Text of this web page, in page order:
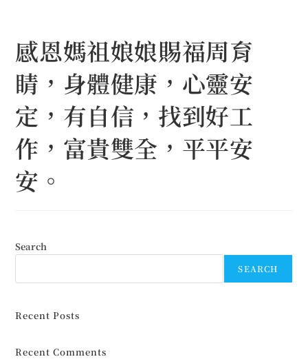
content感恩媽祖娘娘賜福周育
睛，身體健康，心靈安
定，有自信，找到好工
作，富貴雙全，平平安
安。
Search
SEARCH
Recent Posts
Recent Comments